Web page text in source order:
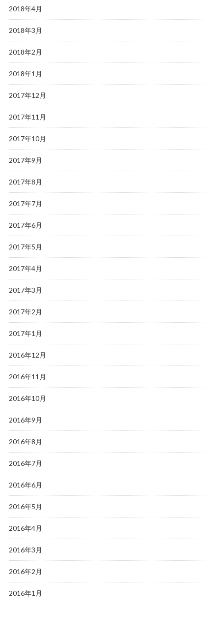
2018年4月
2018年3月
2018年2月
2018年1月
2017年12月
2017年11月
2017年10月
2017年9月
2017年8月
2017年7月
2017年6月
2017年5月
2017年4月
2017年3月
2017年2月
2017年1月
2016年12月
2016年11月
2016年10月
2016年9月
2016年8月
2016年7月
2016年6月
2016年5月
2016年4月
2016年3月
2016年2月
2016年1月